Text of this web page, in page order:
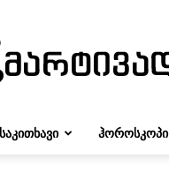
ᲡᲐᲙᲘᲗᲮᲐᲕᲘ ᲰᲝᲠᲝᲡᲙᲝᲞᲘ